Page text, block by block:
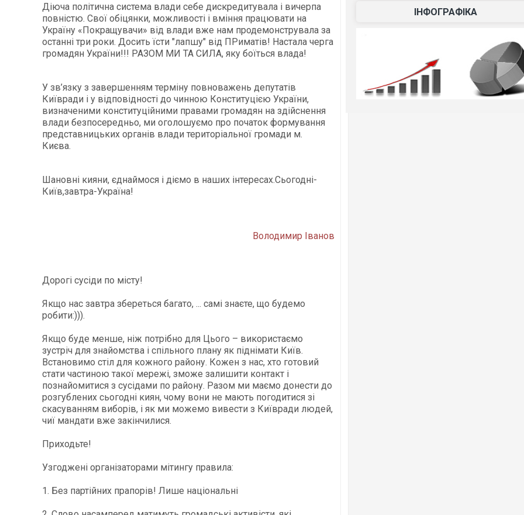
Діюча політична система влади себе дискредитувала і вичерпа
повністю. Свої обіцянки, можливості і вміння працювати на
Україну «Покращувачи» від влади вже нам продемонструвала за
останні три роки. Досить їсти "лапшу" від ПРиматів! Настала черга
громадян України!!! РАЗОМ МИ ТА СИЛА, яку боїться влада!
У зв’язку з завершенням терміну повноважень депутатів
Київради і у відповідності до чинною Конституцією України,
визначеними конституційними правами громадян на здійснення
влади безпосередньо, ми оголошуємо про початок формування
представницьких органів влади територіальної громади м.
Києва.
Шановні кияни, єднаймося і діємо в наших інтересах.Сьогодні-
Київ,завтра-Україна!
Володимир Іванов
Дорогі сусіди по місту!
Якщо нас завтра збереться багато, ... самі знаєте, що будемо
робити:))).
Якщо буде менше, ніж потрібно для Цього – використаємо
зустріч для знайомства і спільного плану як піднімати Київ.
Встановимо стіл для кожного району. Кожен з нас, хто готовий
стати частиною такої мережі, зможе залишити контакт і
познайомитися з сусідами по району. Разом ми маємо донести до
розгублених сьогодні киян, чому вони не мають погодитися зі
скасуванням виборів, і як ми можемо вивести з Київради людей,
чиї мандати вже закінчилися.
Приходьте!
Узгоджені організаторами мітингу правила:
1. Без партійних прапорів! Лише національні
ІНФОГРАФІКА